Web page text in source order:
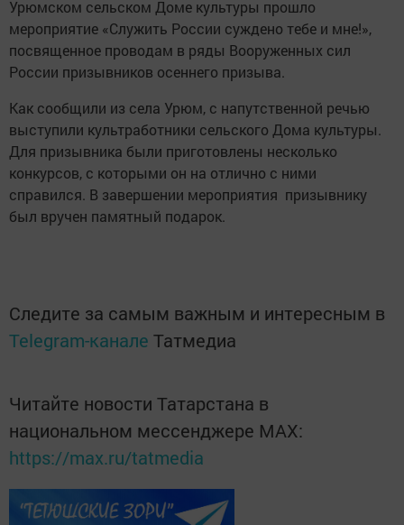
Урюмском сельском Доме культуры прошло
мероприятие «Служить России суждено тебе и мне!»,
посвященное проводам в ряды Вооруженных сил
России призывников осеннего призыва.
Как сообщили из села Урюм, с напутственной речью
выступили культработники сельского Дома культуры.
Для призывника были приготовлены несколько
конкурсов, с которыми он на отлично с ними
справился. В завершении мероприятия призывнику
был вручен памятный подарок.
Следите за самым важным и интересным в
Telegram-канале Татмедиа
Читайте новости Татарстана в
национальном мессенджере MАХ:
https://max.ru/tatmedia